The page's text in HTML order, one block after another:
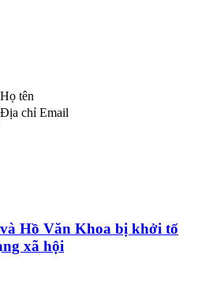
Họ tên
Địa chỉ Email
Hồ Văn Khoa bị khởi tố
xã hội